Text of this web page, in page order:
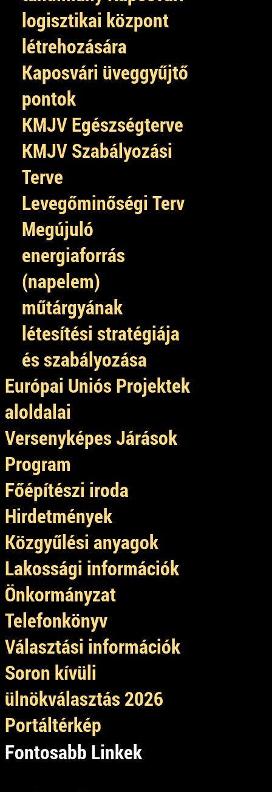
logisztikai központ
létrehozására
Kaposvári üveggyűjtő
pontok
KMJV Egészségterve
KMJV Szabályozási
Terve
Levegőminőségi Terv
Megújuló
energiaforrás
(napelem)
műtárgyának
létesítési stratégiája
és szabályozása
Európai Uniós Projektek
aloldalai
Versenyképes Járások
Program
Főépítészi iroda
Hirdetmények
Közgyűlési anyagok
Lakossági információk
Önkormányzat
Telefonkönyv
Választási információk
Soron kívüli
ülnökválasztás 2026
Portáltérkép
Fontosabb Linkek